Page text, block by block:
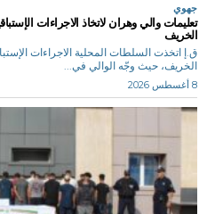
جهوي
تعليمات والي وهران لاتخاذ الاجراءات
الخريف
ق.إ اتخذت السلطات المحلية الاجراءات
الخريف، حيث وجّه الوالي في...
8 أغسطس 2026